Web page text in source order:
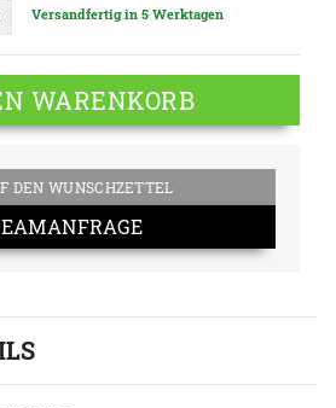
Versandfertig in 5 Werktagen
WARENKORB
DEN WUNSCHZETTEL